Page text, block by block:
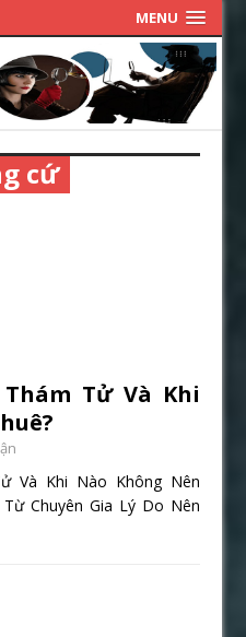
MENU
cứ
Tử Và Khi
Và Khi Nào Không Nên
Chuyên Gia Lý Do Nên